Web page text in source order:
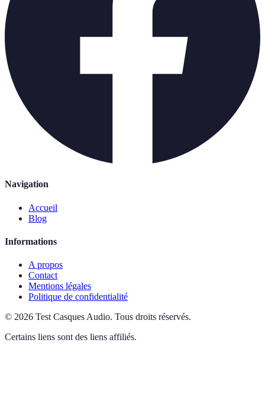
Navigation
Accueil
Blog
Informations
A propos
Contact
Mentions légales
Politique de confidentialité
© 2026 Test Casques Audio. Tous droits réservés.
Certains liens sont des liens affiliés.